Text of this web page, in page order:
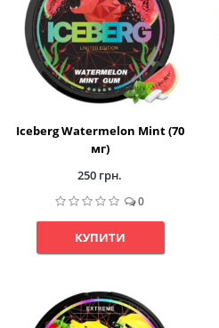
Iceberg Watermelon Mint (70
мг)
250 грн.
0
КУПИТИ